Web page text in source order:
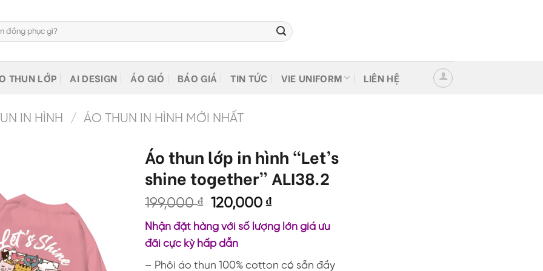
THUN LỚP AI DESIGN ÁO GIÓ BÁO GIÁ TIN TỨC VIE UNIFORM LIÊN HỆ
IN HÌNH / ÁO THUN IN HÌNH MỚI NHẤT
Áo thun lớp in hình “Let’s
shine together” ALI38.2
199,000₫
Giá
là:
199,000 ₫.
120,000₫Giá
tại
120,000 ₫.
Nhận đặt hàng với số lượng lớn giá ưu
đãi cực kỳ hấp dẫn
– Phôi áo thun 100% cotton có sẵn đầy